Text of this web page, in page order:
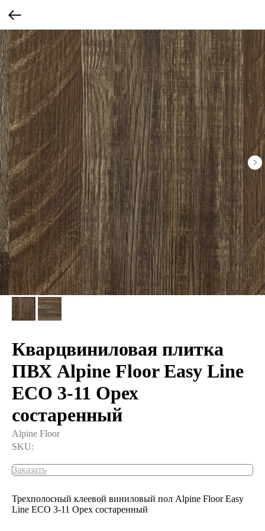
Кварцвиниловая плитка
ПВХ Alpine Floor Easy Line
ECO 3-11 Орех
состаренный
Alpine Floor
SKU:
Заказать
Трехполосный клеевой виниловый пол Alpine Floor Easy
Line ECO 3-11 Орех состаренный